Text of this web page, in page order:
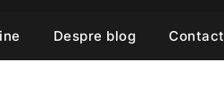
Despre blog Contact